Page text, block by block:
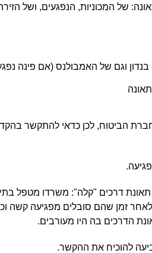
של המכוניות, הנפגעים, ושל
וגם של האמבולנס (אם פינה
הביטוח, לכן כדאי להתקשר
תאונת דרכים "קלה": משרדו מטפל
לאחר זמן שהם סובלים מפגיעה
הדרכים בה היו מעורבים.
להוכיח את ההקשר.